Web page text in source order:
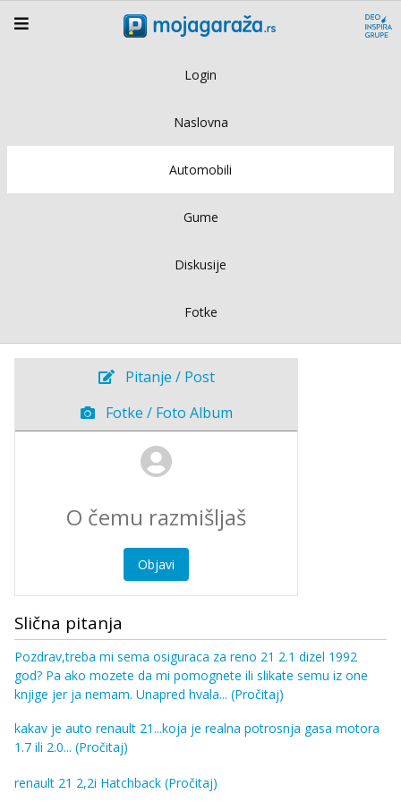
Login
Naslovna
Automobili
Gume
Diskusije
Fotke
Pitanje / Post
Fotke / Foto Album
Objavi
Slična pitanja
Pozdrav,treba mi sema osiguraca za reno 21 2.1 dizel 1992
god? Pa ako mozete da mi pomognete ili slikate semu iz one
knjige jer ja nemam. Unapred hvala... (Pročitaj)
kakav je auto renault 21...koja je realna potrosnja gasa motora
1.7 ili 2.0... (Pročitaj)
renault 21 2,2i Hatchback (Pročitaj)